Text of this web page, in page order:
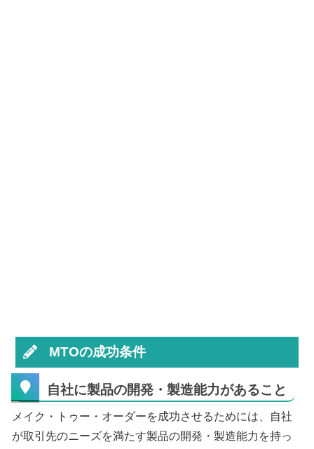
MTOの成功条件
自社に製品の開発・製造能力があること
メイク・トゥー・オーダーを成功させるためには、自社
が取引先のニーズを満たす製品の開発・製造能力を持っ